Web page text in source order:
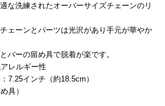
な洗練されたオーバーサイズチェーンのリ
ェーンとパーツは光沢があり手元が華やか
バーの留め具で脱着が楽です。
レルギー性
7.25インチ（約18.5cm）
具）